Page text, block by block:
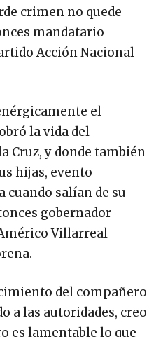
crimen no quede
mandatario
Acción Nacional
el
la vida del
Cruz, y donde también
hijas, evento
cuando salían de su
gobernador
Villarreal
del compañero
a las autoridades, creo
es lamentable lo que